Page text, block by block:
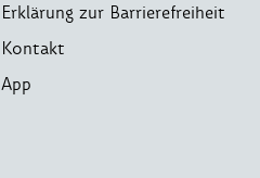
Erklärung zur Barrierefreiheit
Kontakt
App